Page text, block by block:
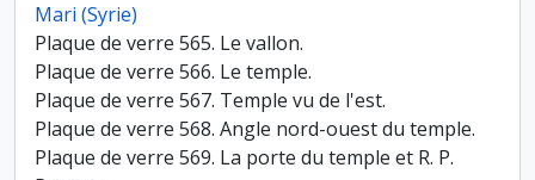
Mari (Syrie)
Plaque de verre 565. Le vallon.
Plaque de verre 566. Le temple.
Plaque de verre 567. Temple vu de l'est.
Plaque de verre 568. Angle nord-ouest du temple.
Plaque de verre 569. La porte du temple et R. P.